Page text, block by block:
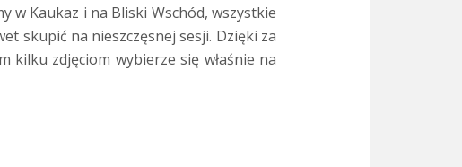
w Kaukaz i na Bliski Wschód, wszystkie
skupić na nieszczęsnej sesji. Dzięki za
kilku zdjęciom wybierze się właśnie na